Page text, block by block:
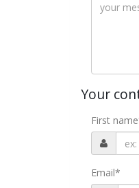
Your
First name
Email*